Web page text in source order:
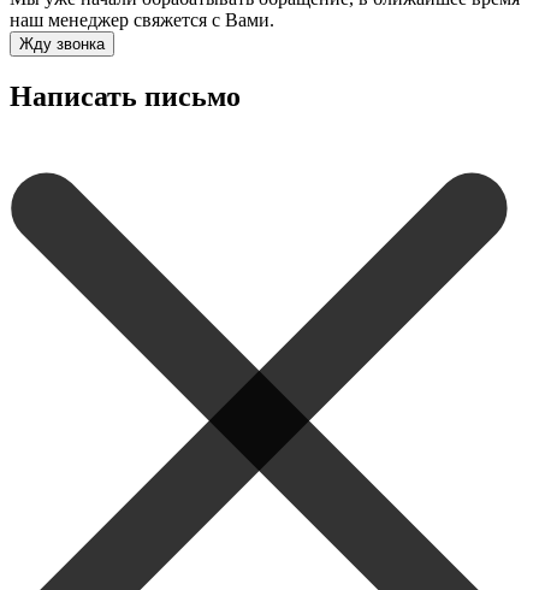
наш менеджер свяжется с Вами.
Жду звонка
Написать письмо